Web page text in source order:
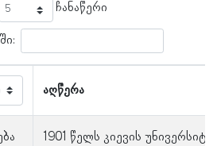
ჩანაწერი
აღწერა
1901 წელს კიევის